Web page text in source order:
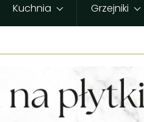
Kuchnia Grzejniki